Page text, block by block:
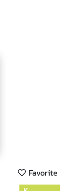
Favorite